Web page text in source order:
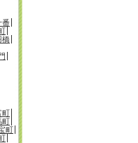
番
橋
町
町
町